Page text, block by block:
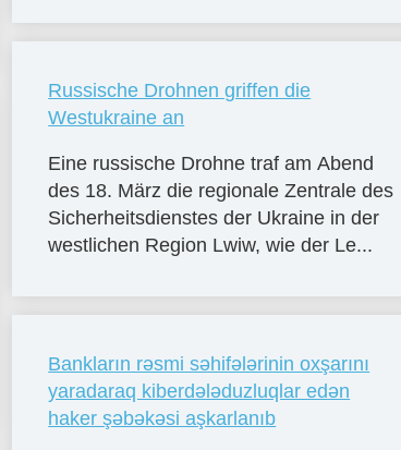
Russische Drohnen griffen die
Westukraine an
Eine russische Drohne traf am Abend
des 18. März die regionale Zentrale des
Sicherheitsdienstes der Ukraine in der
westlichen Region Lwiw, wie der Le...
Bankların rəsmi səhifələrinin oxşarını
yaradaraq kiberdələduzluqlar edən
haker şəbəkəsi aşkarlanıb